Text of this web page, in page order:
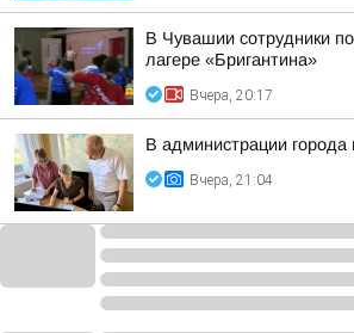
В Чувашии сотрудники
лагере «Бригантина»
Вчера, 20:17
В администрации
Вчера, 21:04